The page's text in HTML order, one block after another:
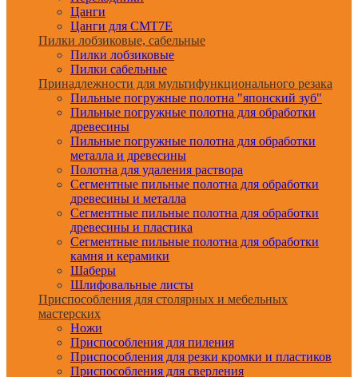
Цанги
Цанги для CMT7E
Пилки лобзиковые, сабельные
Пилки лобзиковые
Пилки сабельные
Принадлежности для мультифункционального резака
Пильные погружные полотна "японский зуб"
Пильные погружные полотна для обработки
древесины
Пильные погружные полотна для обработки
металла и древесины
Полотна для удаления раствора
Сегментные пильные полотна для обработки
древесины и металла
Сегментные пильные полотна для обработки
древесины и пластика
Сегментные пильные полотна для обработки
камня и керамики
Шаберы
Шлифовальные листы
Приспособления для столярных и мебельных
мастерских
Ножи
Приспособления для пиления
Приспособления для резки кромки и пластиков
Приспособления для сверления